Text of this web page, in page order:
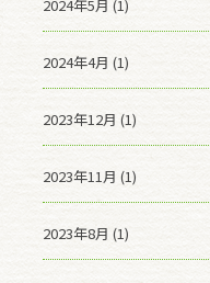
2024年5月 (1)
2024年4月 (1)
2023年12月 (1)
2023年11月 (1)
2023年8月 (1)